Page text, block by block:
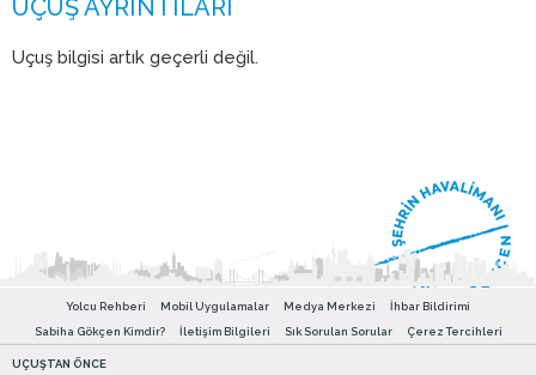
Uçuş bilgisi artık geçerli değil.
Yolcu Rehberi Mobil Uygulamalar Medya Merkezi
İhbar Bildirimi
Sabiha Gökçen Kimdir?
İletişim Bilgileri Sık Sorulan Sorular Çerez Tercihleri
UÇUŞTAN ÖNCE